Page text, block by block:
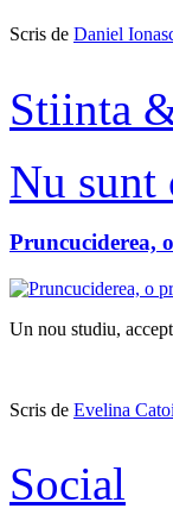
Scris de Daniel
Stiinta
Nu sunt
Pruncuciderea,
Un nou studiu,
Scris de Evelina Catoi
Social